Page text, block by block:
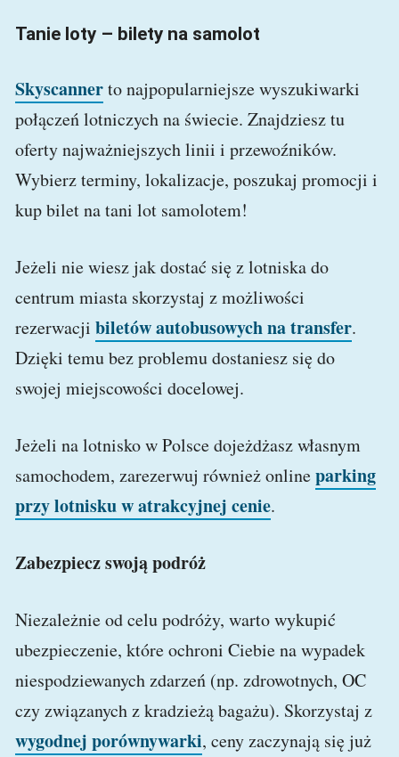
Tanie loty – bilety na samolot
Skyscannerto najpopularniejsze wyszukiwarki
połączeń lotniczych na świecie. Znajdziesz tu
oferty najważniejszych linii i przewoźników.
Wybierz terminy, lokalizacje, poszukaj promocji i
kup bilet na tani lot samolotem!
Jeżeli nie wiesz jak dostać się z lotniska do
centrum miasta skorzystaj z możliwości
rezerwacji biletów autobusowych na transfer.
Dzięki temu bez problemu dostaniesz się do
swojej miejscowości docelowej.
Jeżeli na lotnisko w Polsce dojeżdżasz własnym
samochodem, zarezerwuj również onlineparking
przy lotnisku w atrakcyjnej cenie.
Zabezpiecz swoją podróż
Niezależnie od celu podróży, warto wykupić
ubezpieczenie, które ochroni Ciebie na wypadek
niespodziewanych zdarzeń (np. zdrowotnych, OC
czy związanych z kradzieżą bagażu). Skorzystaj z
wygodnej porównywarki, ceny zaczynają się już